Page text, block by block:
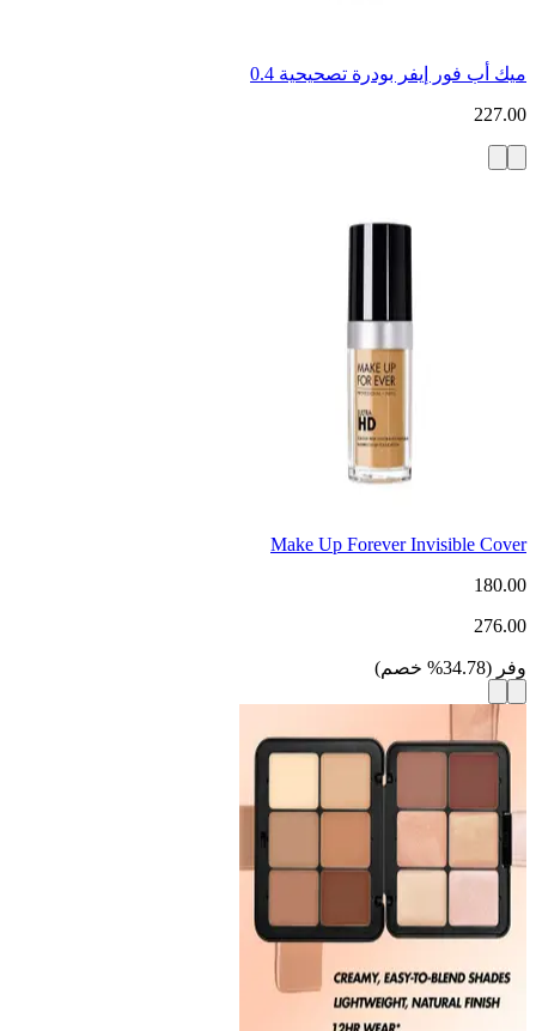
ميك أب فور إيفر بودرة تصحيحية 0.4
227.00
Make Up Forever Invisible Cover
180.00
276.00
وفر (
34.78
% خصم)